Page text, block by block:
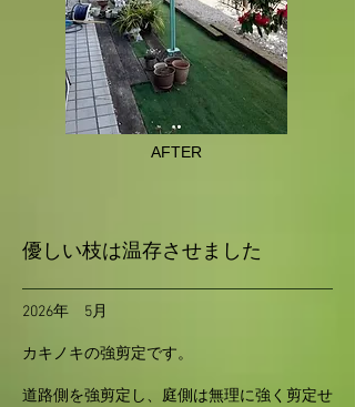
AFTER
優しい枝は温存させました
2026年 5月
カキノキの強剪定です。
道路側を強剪定し、庭側は無理に強く剪定せ